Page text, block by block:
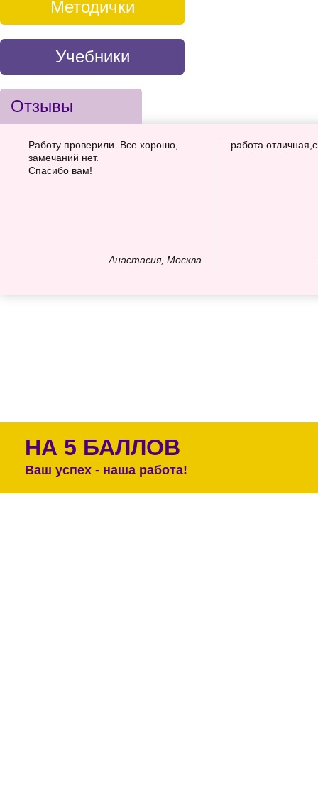
Методички
Учебники
Отзывы
— Анастасия, Москва
Работу проверили. Все хорошо,
замечаний нет.
Спасибо вам!
работа
НА 5 БАЛЛОВ
Ваш успех - наша работа!